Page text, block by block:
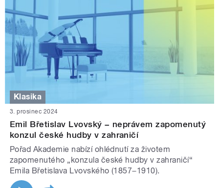
Klasika
3. prosinec 2024
Emil Břetislav Lvovský − neprávem zapomenutý
konzul české hudby v zahraničí
Pořad Akademie nabízí ohlédnutí za životem
zapomenutého „konzula české hudby v zahraničí“
Emila Břetislava Lvovského (1857−1910).